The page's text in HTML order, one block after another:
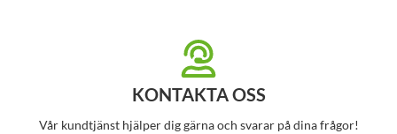
KONTAKTA OSS
Vår kundtjänst hjälper dig gärna och svarar på dina frågor!